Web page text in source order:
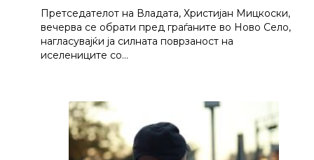
Претседателот на Владата, Христијан Мицкоски,
вечерва се обрати пред граѓаните во Ново Село,
нагласувајќи ја силната поврзаност на
иселениците со…